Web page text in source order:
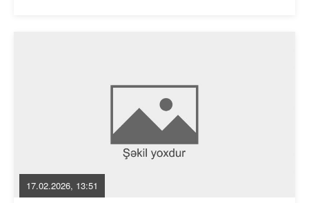
17.02.2026, 13:51